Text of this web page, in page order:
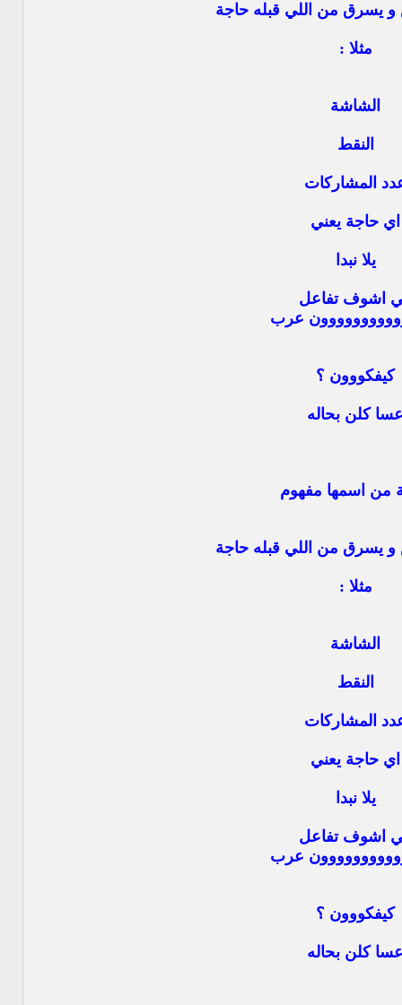
يسرق من اللي قبله حاجة
مثلا :
الشاشة
النقط
المشاركات
اي حاجة يعني
يلا نبدا
اشوف تفاعل
عرب
كيفكووون ؟
كلن بحاله
من اسمها مفهوم
يسرق من اللي قبله حاجة
مثلا :
الشاشة
النقط
المشاركات
اي حاجة يعني
يلا نبدا
اشوف تفاعل
عرب
كيفكووون ؟
كلن بحاله